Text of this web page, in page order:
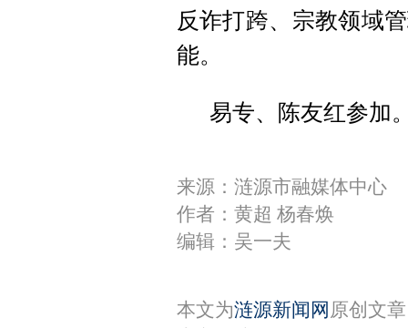
反诈打跨、宗教领域
能。
易专、陈友红参加
来源：涟源市融媒体中心
作者：黄超 杨春焕
编辑：吴一夫
本文为涟源新闻网 原创文